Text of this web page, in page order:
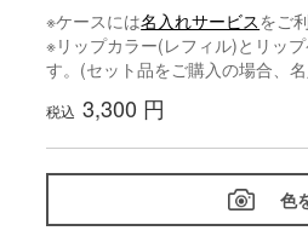
※ケースには名入れサービスをご
※リップカラー(レフィル)とリッ
す。(セット品をご購入の場合、
税込3,300 円
色